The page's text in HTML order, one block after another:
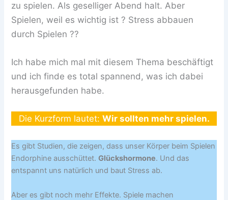
zu spielen. Als geselliger Abend halt. Aber
Spielen, weil es wichtig ist ? Stress abbauen
durch Spielen ??
Ich habe mich mal mit diesem Thema beschäftigt
und ich finde es total spannend, was ich dabei
herausgefunden habe.
Die Kurzform lautet: Wir sollten mehr spielen.
Es gibt Studien, die zeigen, dass unser Körper beim Spielen
Endorphine ausschüttet.Glückshormone. Und das
entspannt uns natürlich und baut Stress ab.
Aber es gibt noch mehr Effekte. Spiele machen